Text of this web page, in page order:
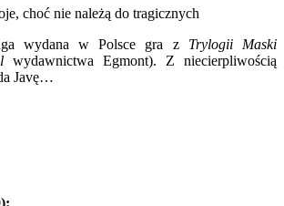
choć nie należą do tragicznych
wydana w Polsce gra z Trylogii Maski
wydawnictwa Egmont). Z niecierpliwością
Javę…